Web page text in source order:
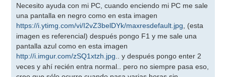
n
a
j
e
Necesito ayuda con mi PC, cuando enciendo mi PC me sale
una pantalla en negro como en esta imagen
https://i.ytimg.com/vi/I2vZ3belDYk/maxresdefault.jpg, (esta
imagen es referencial) después pongo F1 y me sale una
pantalla azul como en esta imagen
http://i.imgur.com/zSQ1xtzh.jpg.. y después pongo enter 2
veces y ahí recién entra normal.. pero no siempre pasa eso,